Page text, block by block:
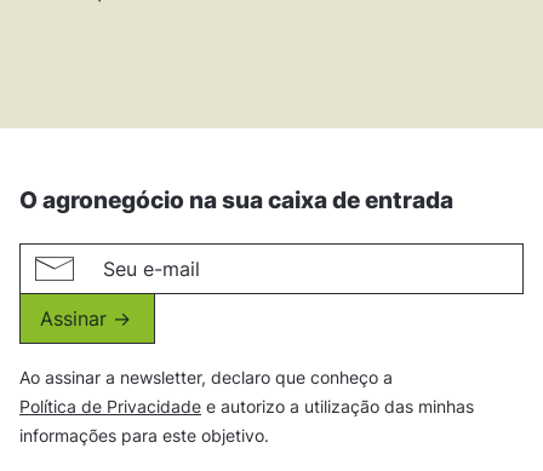
O agronegócio na sua caixa de entrada
Assinar ->
Ao assinar a newsletter, declaro que conheço a
Política de Privacidade e autorizo a utilização das minhas
informações para este objetivo.